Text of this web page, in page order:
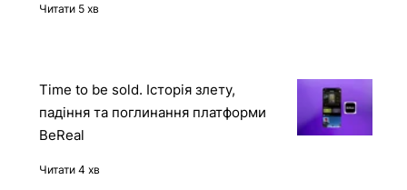
Читати 5 хв
Time to be sold. Історія злету,
падіння та поглинання платформи
BeReal
Читати 4 хв